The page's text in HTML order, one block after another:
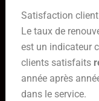
Satisfaction
Le taux de
est un indicateur
clients satisfaits
année après
dans le service.